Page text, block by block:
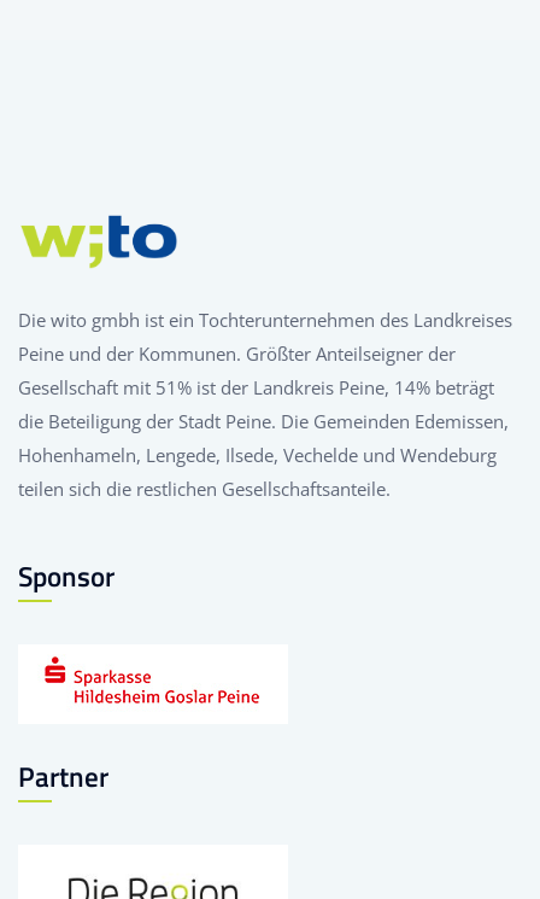
Die wito gmbh ist ein Tochterunternehmen des Landkreises
Peine und der Kommunen. Größter Anteilseigner der
Gesellschaft mit 51% ist der Landkreis Peine, 14% beträgt
die Beteiligung der Stadt Peine. Die Gemeinden Edemissen,
Hohenhameln, Lengede, Ilsede, Vechelde und Wendeburg
teilen sich die restlichen Gesellschaftsanteile.
Sponsor
Partner